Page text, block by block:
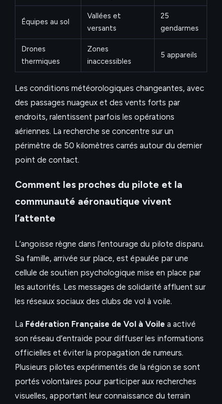
Équipes au sol
Vallées et
versants
25
gendarmes
Drones
thermiques
Zones
inaccessibles
5 appareils
Les conditions météorologiques changeantes, avec
des passages nuageux et des vents forts par
endroits, ralentissent parfois les opérations
aériennes. La recherche se concentre sur un
périmètre de 50 kilomètres carrés autour du dernier
point de contact.
Comment les proches du pilote et la
communauté aéronautique vivent
l’attente
L’angoisse règne dans l’entourage du pilote disparu.
Sa famille, arrivée sur place, est épaulée par une
cellule de soutien psychologique mise en place par
les autorités. Les messages de solidarité affluent sur
les réseaux sociaux des clubs de vol à voile.
La Fédération Française de Vol à Voile a activé
son réseau d’entraide pour diffuser les informations
officielles et éviter la propagation de rumeurs.
Plusieurs pilotes expérimentés de la région se sont
portés volontaires pour participer aux recherches
visuelles, apportant leur connaissance du terrain